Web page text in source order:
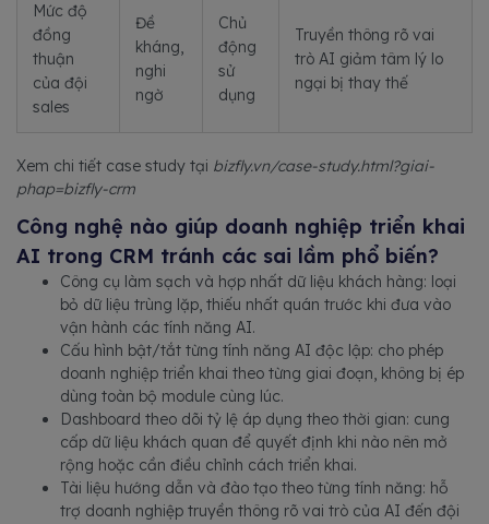
Mức độ
đồng
thuận
của đội
sales
Đề
kháng,
nghi
ngờ
Chủ
động
sử
dụng
Truyền thông rõ vai
trò AI giảm tâm lý lo
ngại bị thay thế
Xem chi tiết case study tại bizfly.vn/case-study.html?giai-
phap=bizfly-crm
Công nghệ nào giúp doanh nghiệp triển khai
AI trong CRM tránh các sai lầm phổ biến?
Công cụ làm sạch và hợp nhất dữ liệu khách hàng: loại
bỏ dữ liệu trùng lặp, thiếu nhất quán trước khi đưa vào
vận hành các tính năng AI.
Cấu hình bật/tắt từng tính năng AI độc lập: cho phép
doanh nghiệp triển khai theo từng giai đoạn, không bị ép
dùng toàn bộ module cùng lúc.
Dashboard theo dõi tỷ lệ áp dụng theo thời gian: cung
cấp dữ liệu khách quan để quyết định khi nào nên mở
rộng hoặc cần điều chỉnh cách triển khai.
Tài liệu hướng dẫn và đào tạo theo từng tính năng: hỗ
trợ doanh nghiệp truyền thông rõ vai trò của AI đến đội